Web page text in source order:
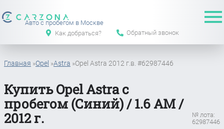
Авто с пробегом в Москве
Как добраться?
Обратный звонок
Главная »Opel »Astra »Opel Astra 2012 г.в. #62987446
Купить Opel Astra с
пробегом (Синий) / 1.6 АМ /
2012 г.
№ лота:
62987446